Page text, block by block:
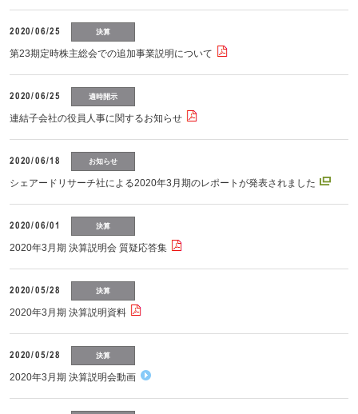
2020/06/25 決算
第23期定時株主総会での追加事業説明について
2020/06/25 適時開示
連結子会社の役員人事に関するお知らせ
2020/06/18 お知らせ
シェアードリサーチ社による2020年3月期のレポートが発表されました
2020/06/01 決算
2020年3月期 決算説明会 質疑応答集
2020/05/28 決算
2020年3月期 決算説明資料
2020/05/28 決算
2020年3月期 決算説明会動画